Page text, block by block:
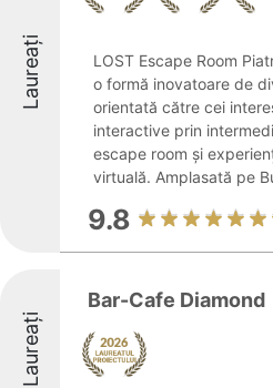
Laureați
LOST Escape Room
o formă inovatoare de
orientată către cei
interactive prin
escape room și
virtuală. Amplasată pe
9.8
Laureați
Bar-Cafe Diamond